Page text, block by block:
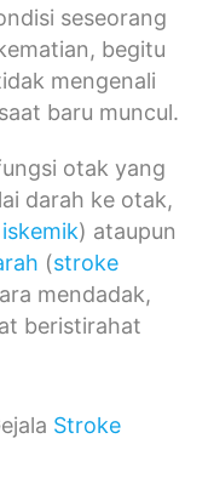
seseorang
begitu
mengenali
baru muncul.
otak yang
darah ke otak,
) ataupun
(stroke
mendadak,
beristirahat
Stroke